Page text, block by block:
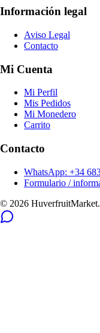
Información legal
Aviso Legal
Contacto
Mi Cuenta
Mi Perfil
Mis Pedidos
Mi Monedero
Carrito
Contacto
WhatsApp: +34
Formulario /
© 2026 HuverfruitMarket.